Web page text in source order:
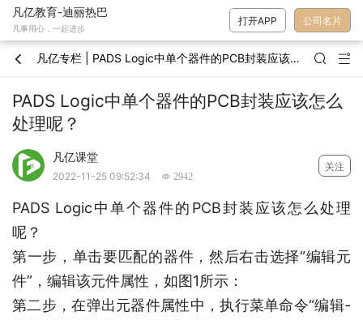
凡亿教育-迪丽热巴
凡事用心，一起进步
打开APP 公司名片
 凡亿专栏 | PADS Logic中单个器件的PCB封装应该怎么处理呢？  
PADS Logic中单个器件的PCB封装应该怎么
处理呢？
凡亿课堂
2022-11-25 09:52:34  2942
关注
PADS Logic中单个器件的PCB封装应该怎么处理
呢？
第一步，单击要匹配的器件，然后右击选择“编辑元
件”，编辑该元件属性，如图1所示：
第二步，在弹出元器件属性中，执行菜单命令“编辑-